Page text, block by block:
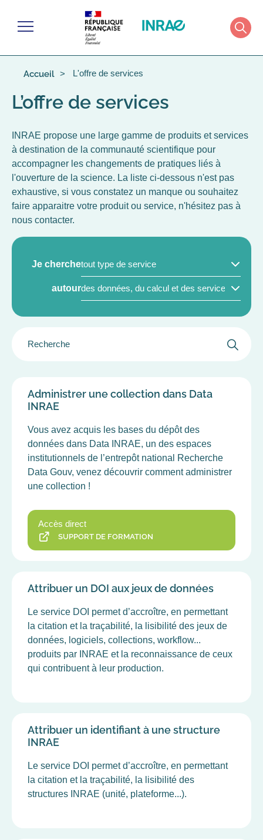
Menu
Accueil L'offre de services
L’offre de services
INRAE propose une large gamme de produits et services
à destination de la communauté scientifique pour
accompagner les changements de pratiques liés à
l'ouverture de la science. La liste ci-dessous n'est pas
exhaustive, si vous constatez un manque ou souhaitez
faire apparaitre votre produit ou service, n'hésitez pas à
nous contacter.
Je chercheTYPE
(FIELD_PRODUCT_SERVICE)
autour DOMAINES
CHAMPS
Administrer une collection dans Data
INRAE
Vous avez acquis les bases du dépôt des
données dans Data INRAE, un des espaces
institutionnels de l’entrepôt national Recherche
Data Gouv, venez découvrir comment administrer
une collection !
Accès direct
SUPPORT DE FORMATION
Attribuer un DOI aux jeux de données
Le service DOI permet d’accroître, en permettant
la citation et la traçabilité, la lisibilité des jeux de
données, logiciels, collections, workflow...
produits par INRAE et la reconnaissance de ceux
qui contribuent à leur production.
Attribuer un identifiant à une structure
INRAE
Le service DOI permet d’accroître, en permettant
la citation et la traçabilité, la lisibilité des
structures INRAE (unité, plateforme...).